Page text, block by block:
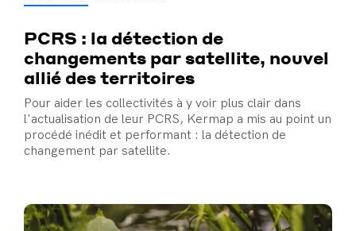
PCRS : la détection de
changements par satellite, nouvel
allié des territoires
Pour aider les collectivités à y voir plus clair dans
l'actualisation de leur PCRS, Kermap a mis au point un
procédé inédit et performant : la détection de
changement par satellite.